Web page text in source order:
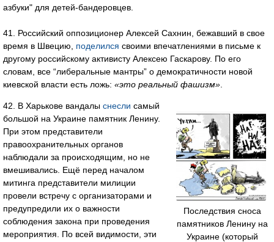
азбуки" для детей-бандеровцев.
41. Российский оппозиционер Алексей Сахнин, бежавший в свое
время в Швецию, поделился своими впечатлениями в письме к
другому российскому активисту Алексею Гаскарову. По его
словам, все “либеральные мантры” о демократичности новой
киевской власти есть ложь: «это реальный фашизм»
Последствия сноса
памятников Ленину на
Украине (который
42. В Харькове вандалы снесли самый
большой на Украине памятник Ленину.
При этом представители
правоохранительных органов
наблюдали за происходящим, но не
вмешивались. Ещё перед началом
митинга представители милиции
провели встречу с организаторами и
предупредили их о важности
соблюдения закона при проведения
мероприятия. По всей видимости, эти